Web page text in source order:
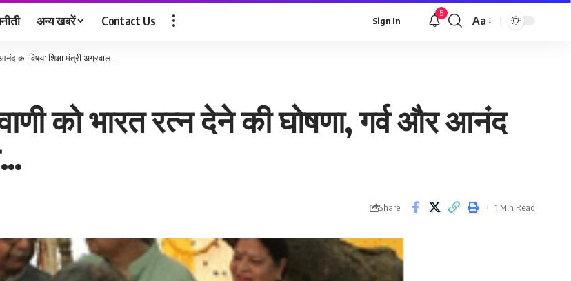
अन्य खबरें Contact Us Sign In
5
Font
Aa
का विषय: शिक्षा मंत्री अग्रवाल…
को भारत रत्न देने की घोषणा, गर्व और आनंद
Share 1 Min Read